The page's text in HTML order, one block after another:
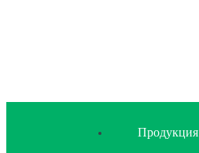
Продукция